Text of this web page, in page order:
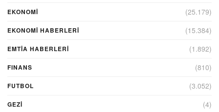
EKONOMİ (25.179)
EKONOMI HABERLERI (15.384)
EMTIA HABERLERI (1.892)
FINANS (810)
FUTBOL (3.052)
GEZI (4)